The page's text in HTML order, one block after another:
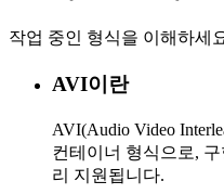
작업 중인 형식을 이해하세
AVI이란
AVI(Audio Video
컨테이너 형식으로,
리 지원됩니다.